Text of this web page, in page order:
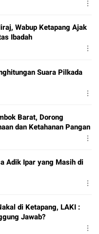
Wabup Ketapang Ajak
Ibadah
Suara Pilkada
Barat, Dorong
dan Ketahanan Pangan
Adik Ipar yang Masih di
di Ketapang, LAKI :
Jawab?